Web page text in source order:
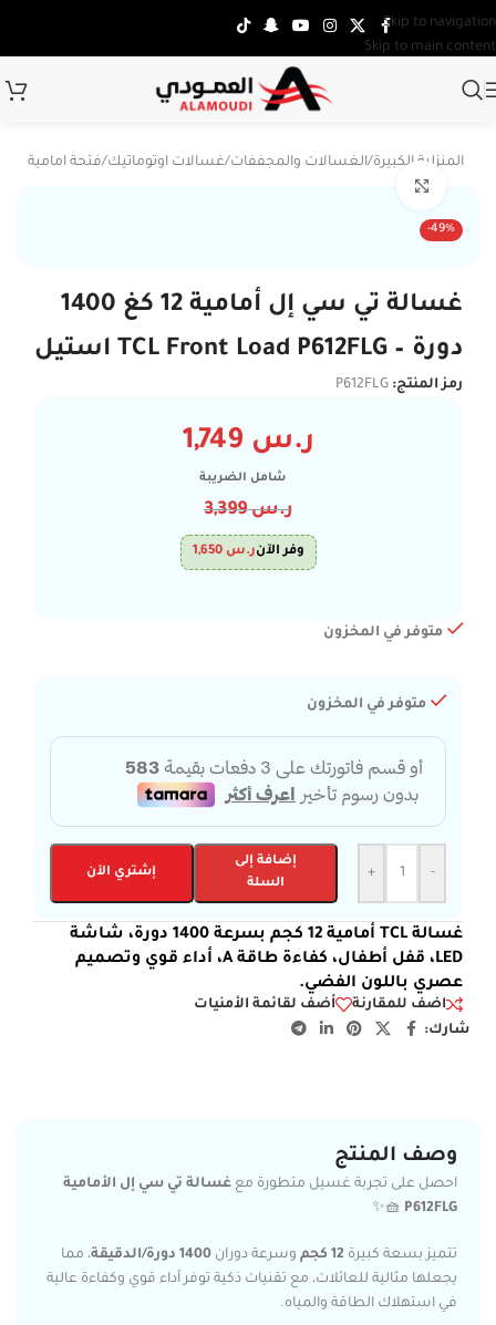
Skip to navigation
Skip to main content
المنزلية الكبيرة/الغسالات والمجففات/غسالات اوتوماتيك/فتحة امامية
-49%
غسالة تي سي إل أمامية 12 كغ 1400
دورة – TCL Front Load P612FLG استيل
رمز المنتج: P612FLG
ر.س
شامل الضريبة
ر.س3,399
وفر الآنر.س 1,650
متوفر في المخزون
متوفر في المخزون
-
+
إضافة إلى
السلة
إشتري الآن
غسالة TCL أمامية 12 كجم بسرعة 1400 دورة، شاشة
LED، قفل أطفال، كفاءة طاقة A، أداء قوي وتصميم
عصري باللون الفضي.
اضف للمقارنة
أضف لقائمة الأمنيات
شارك:
وصف المنتج
احصل على تجربة غسيل متطورة مع غسالة تي سي إل الأمامية
P612FLG
🧺✨
تتميز بسعة كبيرة 12 كجم وسرعة دوران 1400 دورة/الدقيقة
، مما
يجعلها مثالية للعائلات، مع تقنيات ذكية توفر أداء قوي وكفاءة عالية
في استهلاك الطاقة والمياه.